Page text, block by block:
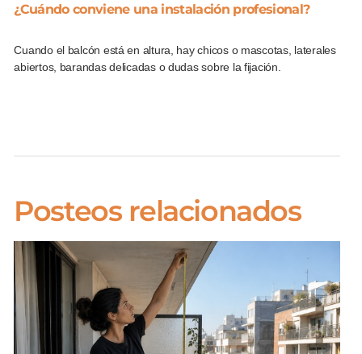
¿Cuándo conviene una instalación profesional?
Cuando el balcón está en altura, hay chicos o mascotas, laterales
abiertos, barandas delicadas o dudas sobre la fijación.
Posteos relacionados